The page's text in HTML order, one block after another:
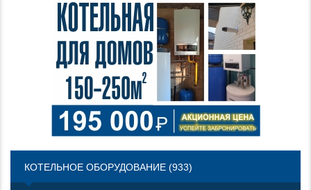
КОТЕЛЬНОЕ ОБОРУДОВАНИЕ (933)